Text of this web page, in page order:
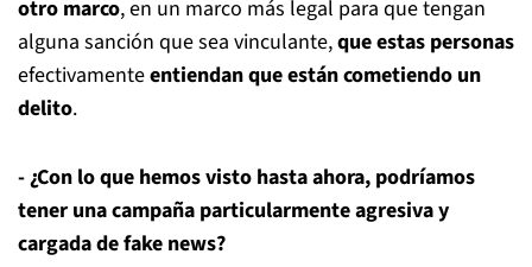
otro marco, en un marco más legal para que tengan
alguna sanción que sea vinculante,que estas personas
efectivamenteentiendan que están cometiendo un
delito.
- ¿Con lo que hemos visto hasta ahora, podríamos
tener una campaña particularmente agresiva y
cargada de fake news?